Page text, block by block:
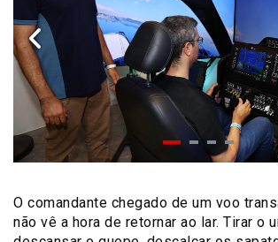
O comandante chegado de um voo
não vê a hora de retornar ao lar. Tirar o